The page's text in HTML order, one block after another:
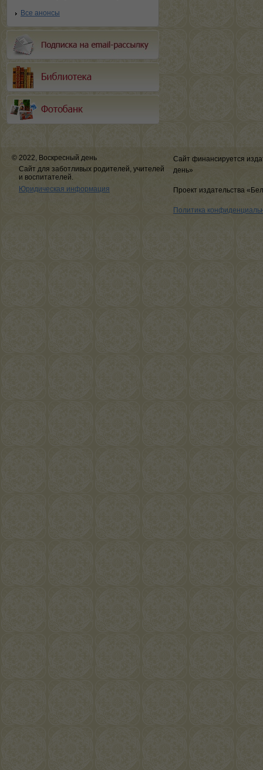
Все анонсы
© 2022, Воскресный день
Сайт для заботливых родителей, учителей
и воспитателей.
Юридическая информация
Сайт финансируется
день»
Проект издательства
Политика